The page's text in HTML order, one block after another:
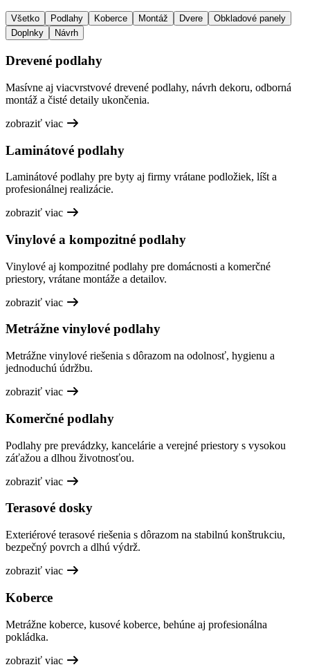
Všetko Podlahy Koberce Montáž Dvere
Obkladové panely
Doplnky
Návrh
Drevené podlahy
Masívne aj viacvrstvové drevené podlahy, návrh dekoru, odborná
montáž a čisté detaily ukončenia.
zobraziť viac
Laminátové podlahy
Laminátové podlahy pre byty aj firmy vrátane podložiek, líšt a
profesionálnej realizácie.
zobraziť viac
Vinylové a kompozitné podlahy
Vinylové aj kompozitné podlahy pre domácnosti a komerčné
priestory, vrátane montáže a detailov.
zobraziť viac
Metrážne vinylové podlahy
Metrážne vinylové riešenia s dôrazom na odolnosť, hygienu a
jednoduchú údržbu.
zobraziť viac
Komerčné podlahy
Podlahy pre prevádzky, kancelárie a verejné priestory s vysokou
záťažou a dlhou životnosťou.
zobraziť viac
Terasové dosky
Exteriérové terasové riešenia s dôrazom na stabilnú konštrukciu,
bezpečný povrch a dlhú výdrž.
zobraziť viac
Koberce
Metrážne koberce, kusové koberce, behúne aj profesionálna
pokládka.
zobraziť viac